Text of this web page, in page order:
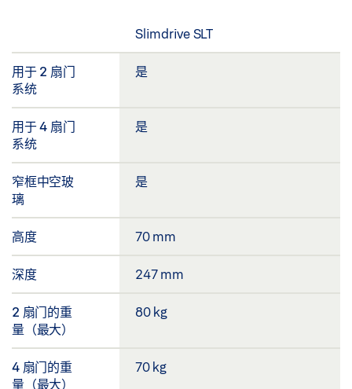
Slimdrive SLT
用于 2 扇门
系统
是
用于 4 扇门
系统
是
窄框中空玻
璃
是
高度 70 mm
深度 247 mm
2 扇门的重
量（最大）
80 kg
4 扇门的重
量（最大）
70 kg